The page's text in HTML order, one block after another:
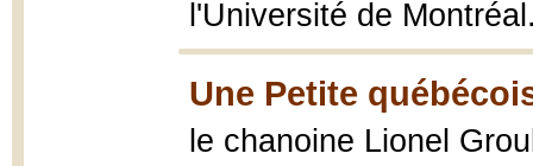
l'Université de
Une Petite
le chanoine Lionel